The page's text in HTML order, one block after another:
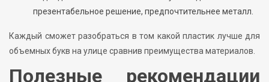
презентабельное решение, предпочтительнее металл.
Каждый сможет разобраться в том какой пластик лучше для
объемных букв на улице сравнив преимущества материалов.
Полезные рекомендации